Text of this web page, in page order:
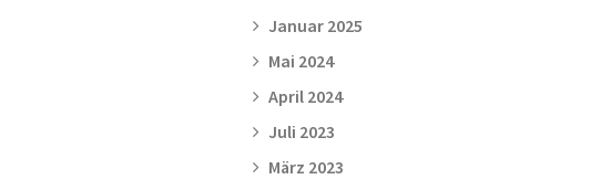
Januar 2025
Mai 2024
April 2024
Juli 2023
März 2023